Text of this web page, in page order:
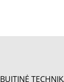
BUITINĖ